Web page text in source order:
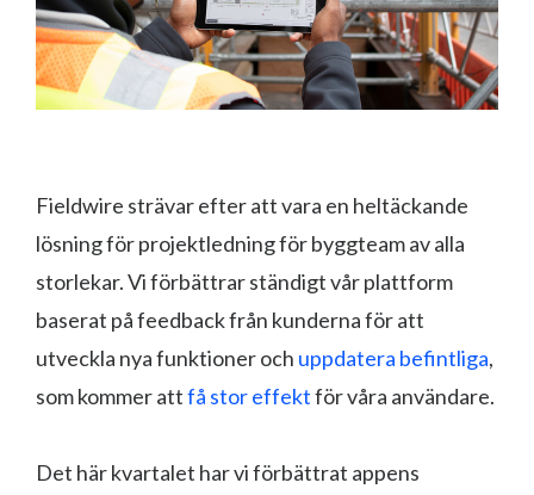
Fieldwire strävar efter att vara en heltäckande
lösning för projektledning för byggteam av alla
storlekar. Vi förbättrar ständigt vår plattform
baserat på feedback från kunderna för att
utveckla nya funktioner och uppdatera befintliga,
som kommer attfå stor effektför våra användare.
Det här kvartalet har vi förbättrat appens